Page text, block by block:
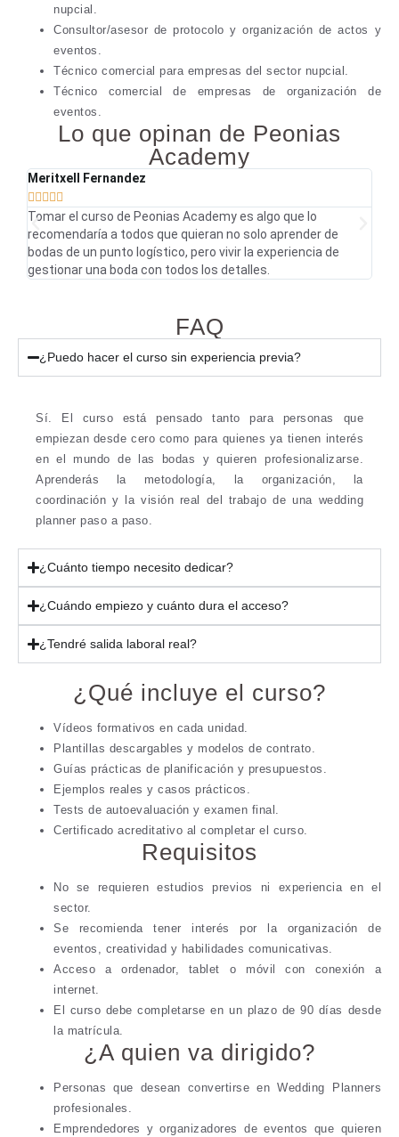
nupcial.
Consultor/asesor de protocolo y organización de actos y
eventos.
Técnico comercial para empresas del sector nupcial.
Técnico comercial de empresas de organización de
eventos.
Lo que opinan de Peonias
Academy
Meritxell Fernandez

Tomar el curso de Peonias Academy es algo que lo
recomendaría a todos que quieran no solo aprender de
bodas de un punto logístico, pero vivir la experiencia de
gestionar una boda con todos los detalles.
FAQ
¿Puedo hacer el curso sin experiencia previa?
Sí. El curso está pensado tanto para personas que
empiezan desde cero como para quienes ya tienen interés
en el mundo de las bodas y quieren profesionalizarse.
Aprenderás la metodología, la organización, la
coordinación y la visión real del trabajo de una wedding
planner paso a paso.
¿Cuánto tiempo necesito dedicar?
¿Cuándo empiezo y cuánto dura el acceso?
¿Tendré salida laboral real?
¿Qué incluye el curso?
Vídeos formativos en cada unidad.
Plantillas descargables y modelos de contrato.
Guías prácticas de planificación y presupuestos.
Ejemplos reales y casos prácticos.
Tests de autoevaluación y examen final.
Certificado acreditativo al completar el curso.
Requisitos
No se requieren estudios previos ni experiencia en el
sector.
Se recomienda tener interés por la organización de
eventos, creatividad y habilidades comunicativas.
Acceso a ordenador, tablet o móvil con conexión a
internet.
El curso debe completarse en un plazo de 90 días desde
la matrícula.
¿A quien va dirigido?
Personas que desean convertirse en Wedding Planners
profesionales.
Emprendedores y organizadores de eventos que quieren